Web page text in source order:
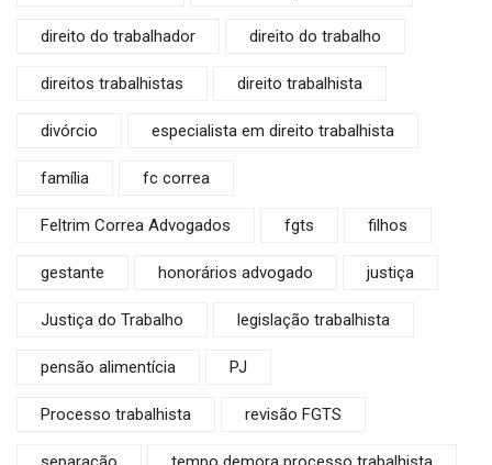
direito do trabalhador direito do trabalho
direitos trabalhistas direito trabalhista
divórcio especialista em direito trabalhista
família fc correa
Feltrim Correa Advogados fgts filhos
gestante honorários advogado justiça
Justiça do Trabalho legislação trabalhista
pensão alimentícia PJ
Processo trabalhista revisão FGTS